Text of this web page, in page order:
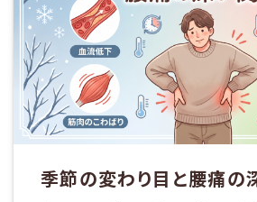
季節の変わり目と腰痛の